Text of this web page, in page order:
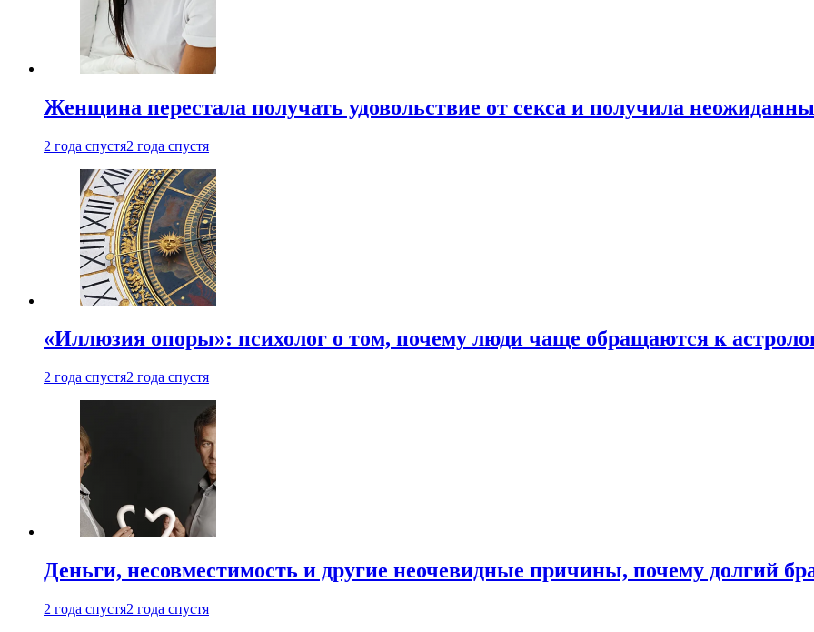
Женщина перестала получать удовольствие от секса и получила
2 года спустя2 года спустя
«Иллюзия опоры»: психолог о том, почему люди чаще обращаются к
2 года спустя2 года спустя
Деньги, несовместимость и другие неочевидные причины, почему долгий
2 года спустя2 года спустя